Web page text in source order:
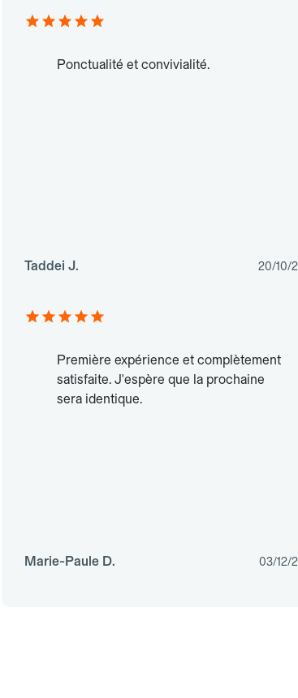
Ponctualité et convivialité.
Taddei J. 20/10/
Première expérience et complètement
satisfaite. J'espère que la prochaine
sera identique.
Marie-Paule D. 03/12/